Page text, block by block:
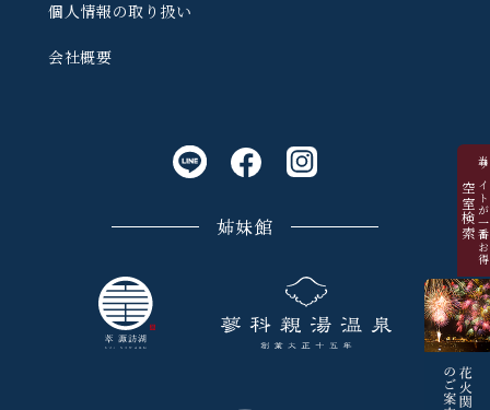
個人情報の取り扱い
会社概要
姉妹館 当サイトが一番お得
空室検索